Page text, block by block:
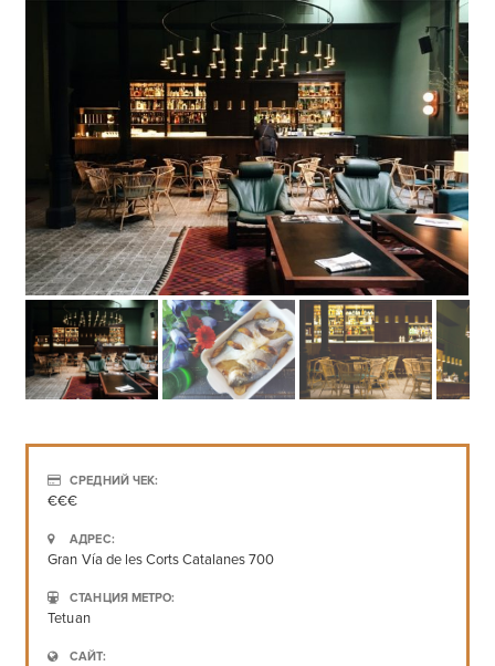
СРЕДНИЙ ЧЕК:
€€€
АДРЕС:
Gran Vía de les Corts Catalanes 700
СТАНЦИЯ МЕТРО:
Tetuan
САЙТ: